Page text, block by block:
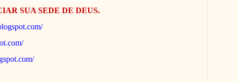
SUA SEDE DE DEUS.